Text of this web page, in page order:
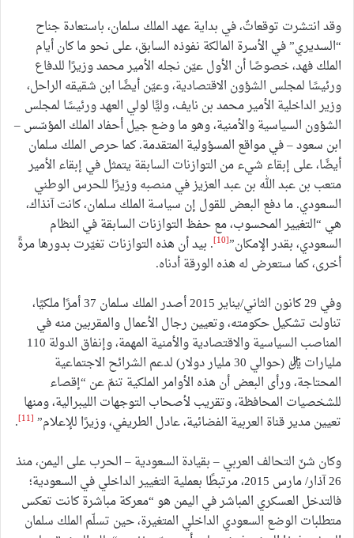
وقد انتشرت توقعاتٌ، في بداية عهد الملك سلمان، باستعادة جناح
“السديري” في الأسرة المالكة نفوذه السابق، على نحو ما كان أيام
الملك فهد، خصوصًا أن الأول عيّن نجله الأمير محمد وزيرًا للدفاع
ورئيسًا لمجلس الشؤون الاقتصادية، وعيّن أيضًا ابن شقيقه الراحل،
وزير الداخلية الأمير محمد بن نايف، وليًّا لولي العهد ورئيسًا لمجلس
الشؤون السياسية والأمنية، وهو ما وضع جيل أحفاد الملك المؤسّس –
ابن سعود – في مواقع المسؤولية المتقدمة. كما حرص الملك سلمان
أيضًا، على إبقاء شيء من التوازنات السابقة يتمثل في إبقاء الأمير
متعب بن عبد الله بن عبد العزيز في منصبه وزيرًا للحرس الوطني
السعودي. ما دفع البعض للقول إن سياسة الملك سلمان، كانت آنذاك،
هي “التغيير المحسوب، مع حفظ التوازنات السابقة في النظام
السعودي، بقدر الإمكان”[10]
. بيد أن هذه التوازنات تغيّرت بدورها مرةً
أخرى، كما ستعرض له هذه الورقة أدناه.
وفي 29 كانون الثاني/يناير 2015 أصدر الملك سلمان 37 أمرًا ملكيًا،
تناولت تشكيل حكومته، وتعيين رجال الأعمال والمقربين منه في
المناصب السياسية والاقتصادية والأمنية المهمة، وإنفاق الدولة 110
مليارات ريال (حوالي 30 مليار دولار) لدعم الشرائح الاجتماعية
المحتاجة، ورأى البعض أن هذه الأوامر الملكية تنمّ عن “إقصاء
للشخصيات المحافظة، وتقريب لأصحاب التوجهات الليبرالية، ومنها
تعيين مدير قناة العربية الفضائية، عادل الطريفي، وزيرًا للإعلام” [11]
.
وكان شنّ التحالف العربي – بقيادة السعودية – الحرب على اليمن، منذ
26 آذار/ مارس 2015، مرتبطًا بعملية التغيير الداخلي في السعودية؛
فالتدخل العسكري المباشر في اليمن هو “معركة مباشرة كانت تعكس
متطلبات الوضع السعودي الداخلي المتغيرة، حين تسلّم الملك سلمان